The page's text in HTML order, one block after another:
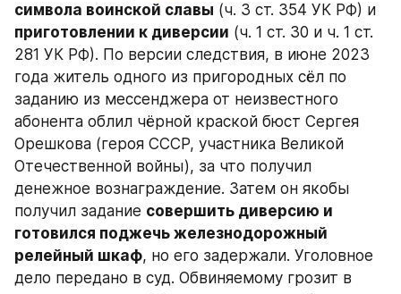
символа воинской славы
приготовлении к диверсии (ч. 1 ст. 30 и ч. 1 ст.
281 УК РФ). По версии следствия, в июне 2023
года житель одного из пригородных сёл по
заданию из мессенджера от неизвестного
абонента облил чёрной краской бюст Сергея
Орешкова (героя СССР, участника Великой
Отечественной войны), за что получил
денежное вознаграждение. Затем он якобы
получил задание совершить диверсию и
готовился поджечь железнодорожный
релейный шкаф, но его задержали. Уголовное
дело передано в суд. Обвиняемому грозит в